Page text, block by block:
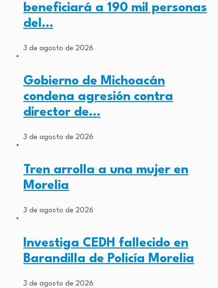
beneficiará a 190 mil personas
del…
3 de agosto de 2026
Gobierno de Michoacán
condena agresión contra
director de…
3 de agosto de 2026
Tren arrolla a una mujer en
Morelia
3 de agosto de 2026
Investiga CEDH fallecido en
Barandilla de Policía Morelia
3 de agosto de 2026